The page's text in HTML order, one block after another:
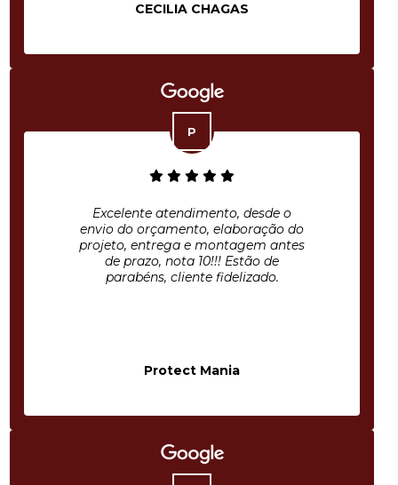
CECILIA CHAGAS
Excelente atendimento, desde o
envio do orçamento, elaboração do
projeto, entrega e montagem antes
de prazo, nota 10!!! Estão de
parabéns, cliente fidelizado.
Protect Mania